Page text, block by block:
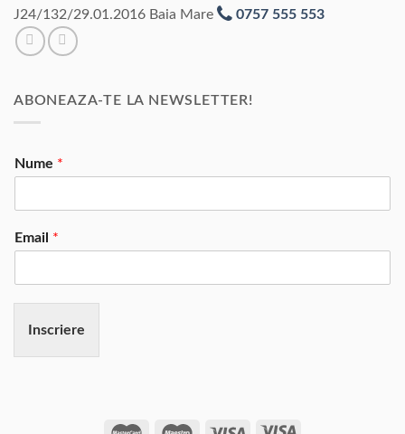
J24/132/29.01.2016 Baia Mare
0757 555 553
ABONEAZA-TE LA NEWSLETTER!
Nume *
Email *
Inscriere